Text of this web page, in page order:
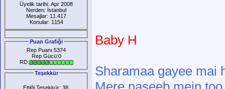
Üyelik tarihi: Apr 2008
Nerden: İstanbul
Mesajlar: 11.417
Konular: 1154
Puan Grafiği
Rep Puanı:5374
Rep Gücü:0
RD:
Teşekkür
Ettiği Teşekkür: 38
Baby H
Sharamaa gayee mai